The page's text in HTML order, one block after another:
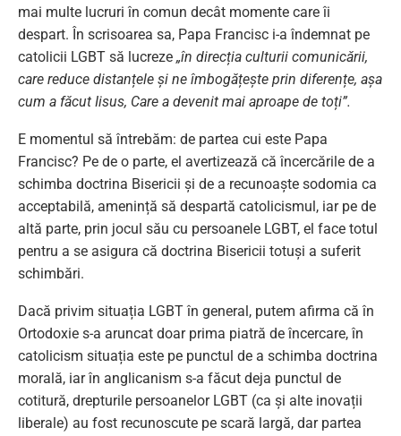
mai multe lucruri în comun decât momente care îi
despart. În scrisoarea sa, Papa Francisc i-a îndemnat pe
catolicii LGBT să lucreze „în direcția culturii comunicării,
care reduce distanțele și ne îmbogățește prin diferențe, așa
cum a făcut Iisus, Care a devenit mai aproape de toți”.
E momentul să întrebăm: de partea cui este Papa
Francisc? Pe de o parte, el avertizează că încercările de a
schimba doctrina Bisericii și de a recunoaște sodomia ca
acceptabilă, amenință să despartă catolicismul, iar pe de
altă parte, prin jocul său cu persoanele LGBT, el face totul
pentru a se asigura că doctrina Bisericii totuși a suferit
schimbări.
Dacă privim situația LGBT în general, putem afirma că în
Ortodoxie s-a aruncat doar prima piatră de încercare, în
catolicism situația este pe punctul de a schimba doctrina
morală, iar în anglicanism s-a făcut deja punctul de
cotitură, drepturile persoanelor LGBT (ca și alte inovații
liberale) au fost recunoscute pe scară largă, dar partea